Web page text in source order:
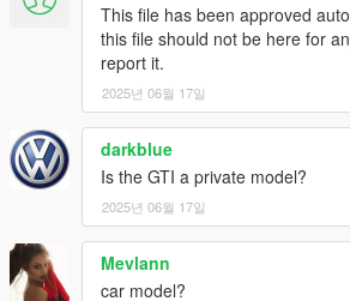
This file has been approved
this file should not be here for
report it.
2025년 06월 17일
darkblue
Is the GTI a private model?
2025년 06월 17일
Mevlann
car model?